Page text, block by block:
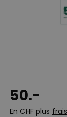
50.-
En CHF plus